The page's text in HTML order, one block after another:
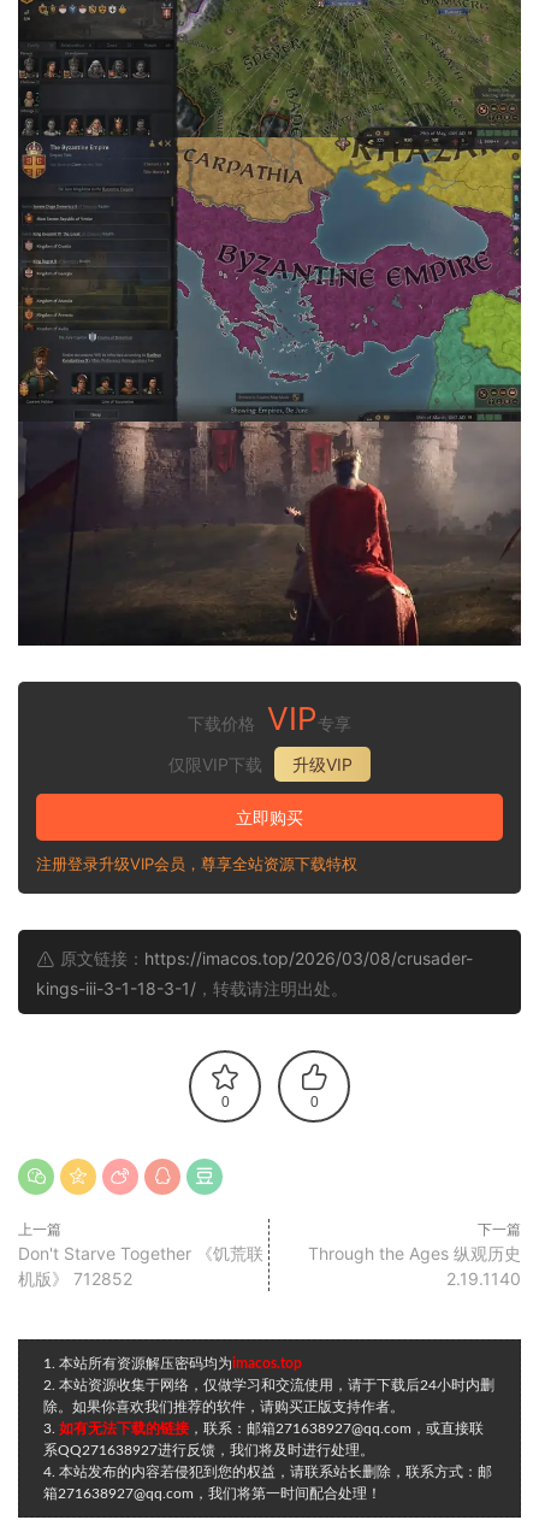
下载价格 VIP专享
仅限VIP下载
升级VIP
立即购买
注册登录升级VIP会员，尊享全站资源下载特权
原文链接： https://imacos.top/2026/03/08/crusader-
kings-iii-3-1-18-3-1/ ，转载请注明出处。
0 0
上一篇
Don't Starve Together 《饥荒联
机版》 712852
下一篇
Through the Ages 纵观历史
2.19.1140
1. 本站所有资源解压密码均为imacos.top
2. 本站资源收集于网络，仅做学习和交流使用，请于下载后24小时内删
除。如果你喜欢我们推荐的软件，请购买正版支持作者。
3. 如有无法下载的链接 ，联系：邮箱271638927@qq.com，或直接联
系QQ271638927进行反馈，我们将及时进行处理。
4. 本站发布的内容若侵犯到您的权益，请联系站长删除，联系方式：邮
箱271638927@qq.com，我们将第一时间配合处理！